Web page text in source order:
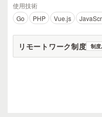
使用技術
Go
PHP Vue.js
リモートワーク制度 制度